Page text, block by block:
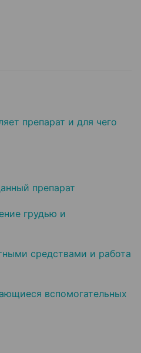
препарат и для чего
препарат
грудью и
средствами и работа
вспомогательных